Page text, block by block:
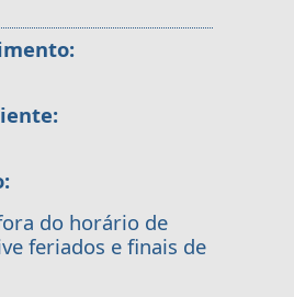
do horário de
feriados e finais de